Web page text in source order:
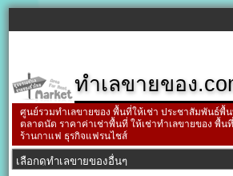
ทำเลขายของ
ศูนย์รวมทำเลขายของ พื้นที่ให้เช่า ประชาสัมพันธ์พื้
ตลาดนัด ราคาค่าเช่าพื้นที่ ให้เช่าทำเลขายของ พื้น
ร้านกาแฟ ธุรกิจแฟรนไชส์